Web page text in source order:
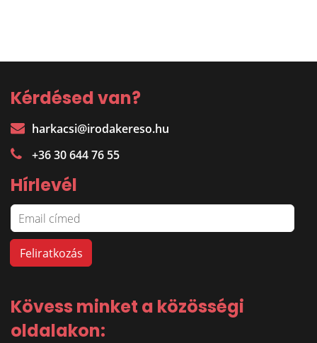
Kérdésed van?
harkacsi@irodakereso.hu
+36 30 644 76 55
Hírlevél
Kövess minket a közösségi
oldalakon: